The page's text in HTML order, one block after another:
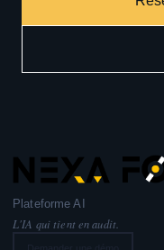
Plateforme AI
L'IA qui tient en audit.